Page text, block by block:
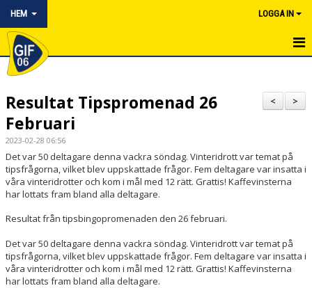
HEM LOGGA IN
HEM
NYHETER
OM KLUBBEN
KONTAKT
KALENDER
BILDGALLERI
BLI MEDLEM
DOKUMENTARKIV
>
<
Resultat Tipspromenad 26
Februari
2023-02-28 06:56
Det var 50 deltagare denna vackra söndag. Vinteridrott var temat på
tipsfrågorna, vilket blev uppskattade frågor. Fem deltagare var insatta i
våra vinteridrotter och kom i mål med 12 rätt. Grattis! Kaffevinsterna
har lottats fram bland alla deltagare.
Resultat från tipsbingopromenaden den 26 februari.
Det var 50 deltagare denna vackra söndag. Vinteridrott var temat på
tipsfrågorna, vilket blev uppskattade frågor. Fem deltagare var insatta i
våra vinteridrotter och kom i mål med 12 rätt. Grattis! Kaffevinsterna
har lottats fram bland alla deltagare.